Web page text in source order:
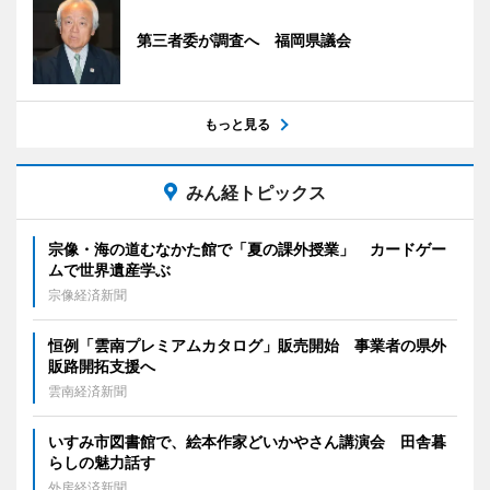
第三者委が調査へ 福岡県議会
もっと見る
みん経トピックス
宗像・海の道むなかた館で「夏の課外授業」 カードゲー
ムで世界遺産学ぶ
宗像経済新聞
恒例「雲南プレミアムカタログ」販売開始 事業者の県外
販路開拓支援へ
雲南経済新聞
いすみ市図書館で、絵本作家どいかやさん講演会 田舎暮
らしの魅力話す